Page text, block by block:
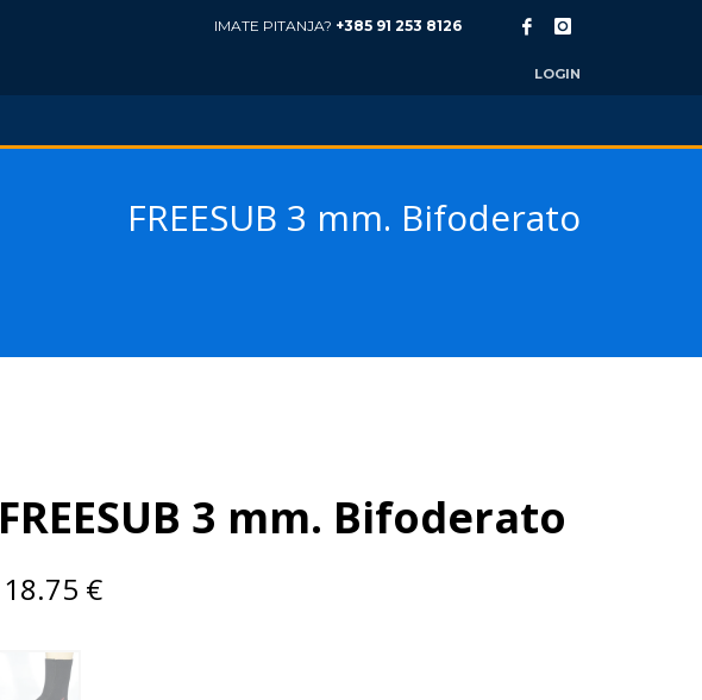
IMATE PITANJA? +385 91 253 8126
LOGIN
FREESUB 3 mm. Bifoderato
FREESUB 3 mm. Bifoderato
18.75 €